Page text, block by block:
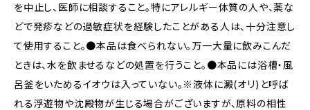
を中止し、医師に相談すること。特にアレルギー体質の人や、薬な
どで発疹などの過敏症状を経験したことがある人は、十分注意し
て使用すること。●本品は食べられない。万一大量に飲みこんだ
ときは、水を飲ませるなどの処置を行うこと。●本品には浴槽・風
呂釜をいためるイオウは入っていない。※液体に澱(オリ)と呼ば
れる浮遊物や沈殿物が生じる場合がございますが、原料の相性